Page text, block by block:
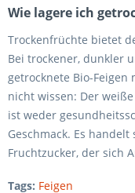
Wie lagere ich
Trockenfrüchte bietet
Bei trockener, dunkler
getrocknete Bio-Feigen
nicht wissen: Der
ist weder
Geschmack. Es
Fruchtzucker, der sich
Tags: Feigen